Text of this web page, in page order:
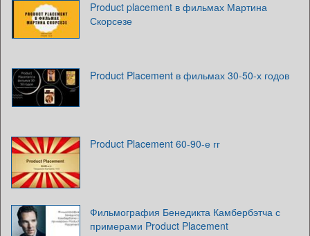
Product placement в фильмах Мартина
Скорсезе
Product Placement в фильмах 30-50-х годов
Product Placement 60-90-е гг
Фильмография Бенедикта Камбербэтча с
примерами Product Placement